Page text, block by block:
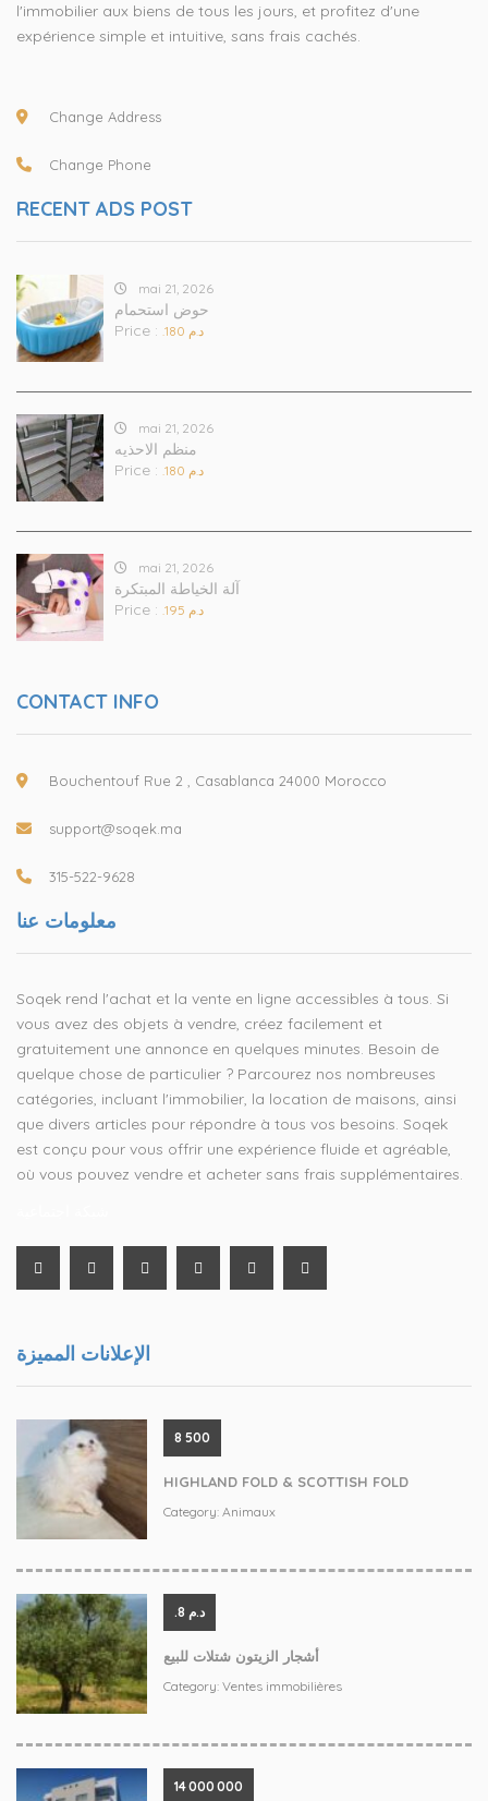
l'immobilier aux biens de tous les jours, et profitez d'une
expérience simple et intuitive, sans frais cachés.
Change Address
Change Phone
RECENT ADS POST
mai 21, 2026
حوض استحمام
Price :
.د.م 180
mai 21, 2026
منظم الاحذيه
Price :
.د.م 180
mai 21, 2026
آلة الخياطة المبتكرة
Price :
.د.م 195
CONTACT INFO
Bouchentouf Rue 2 , Casablanca 24000 Morocco
support@soqek.ma
315-522-9628
معلومات عنا
Soqek rend l'achat et la vente en ligne accessibles à tous. Si
vous avez des objets à vendre, créez facilement et
gratuitement une annonce en quelques minutes. Besoin de
quelque chose de particulier ? Parcourez nos nombreuses
catégories, incluant l'immobilier, la location de maisons, ainsi
que divers articles pour répondre à tous vos besoins. Soqek
est conçu pour vous offrir une expérience fluide et agréable,
où vous pouvez vendre et acheter sans frais supplémentaires.
الإعلانات المميزة
8 500
HIGHLAND FOLD & SCOTTISH FOLD
Category: Animaux
.د.م 8
أشجار الزيتون شتلات للبيع
Category: Ventes immobilières
14 000 000